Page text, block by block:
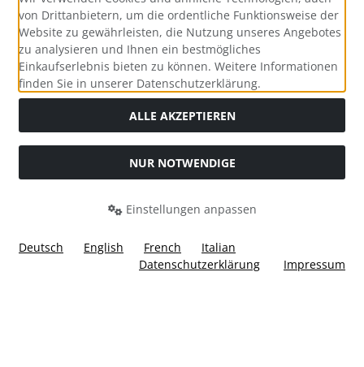
Social Media
Widerrufsformular
von Drittanbietern, um die ordentliche Funktionsweise der
Website zu gewährleisten, die Nutzung unseres Angebotes
zu analysieren und Ihnen ein bestmögliches
Einkaufserlebnis bieten zu können. Weitere Informationen
finden Sie in unserer Datenschutzerklärung.
ALLE AKZEPTIEREN
NUR NOTWENDIGE
Einstellungen anpassen
Deutsch English French
Italian
Datenschutzerklärung
Impressum